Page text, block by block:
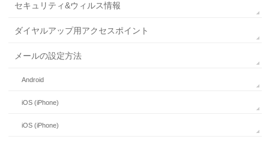
セキュリティ&ウィルス情報
ダイヤルアップ用アクセスポイント
メールの設定方法
Android
iOS (iPhone)
iOS (iPhone)